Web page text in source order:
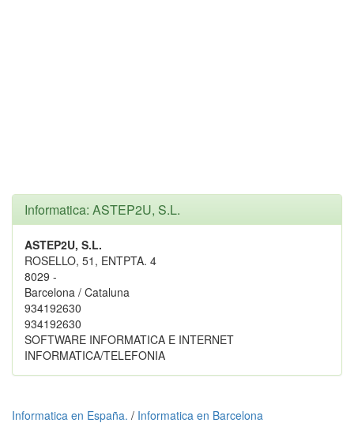
Informatica: ASTEP2U, S.L.
ASTEP2U, S.L.
ROSELLO, 51, ENTPTA. 4
8029 -
Barcelona / Cataluna
934192630
934192630
SOFTWARE INFORMATICA E INTERNET
INFORMATICA/TELEFONIA
Informatica en España. / Informatica en Barcelona